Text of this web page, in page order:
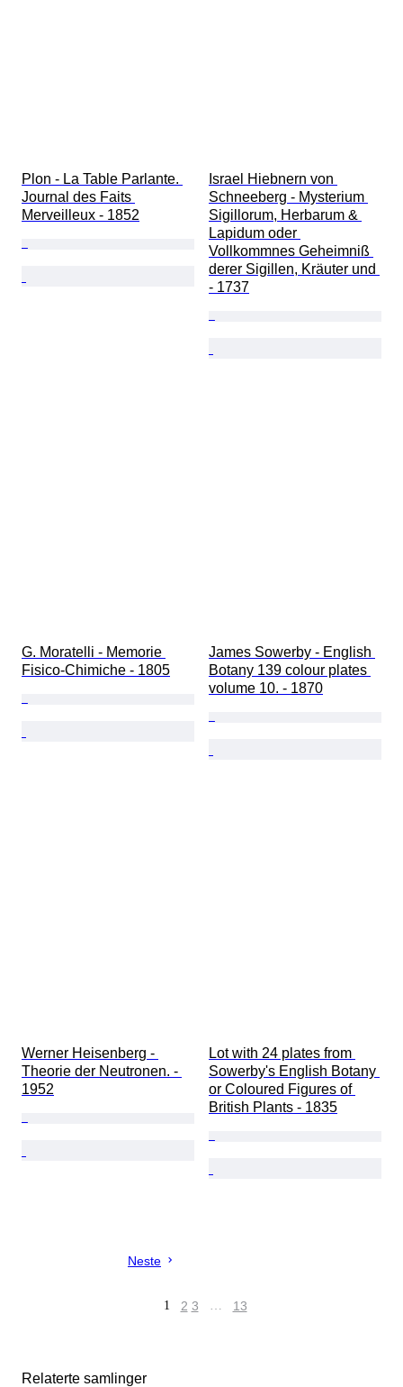
Plon - La Table Parlante.
Journal des Faits
Merveilleux - 1852
Israel Hiebnern von
Schneeberg - Mysterium
Sigillorum, Herbarum &
Lapidum oder
Vollkommnes Geheimniß
derer Sigillen, Kräuter und
- 1737
G. Moratelli - Memorie
Fisico-Chimiche - 1805
James Sowerby - English
Botany 139 colour plates
volume 10. - 1870
Werner Heisenberg -
Theorie der Neutronen. -
1952
Lot with 24 plates from
Sowerby's English Botany
or Coloured Figures of
British Plants - 1835
Neste
1 2 3 … 13
Relaterte samlinger